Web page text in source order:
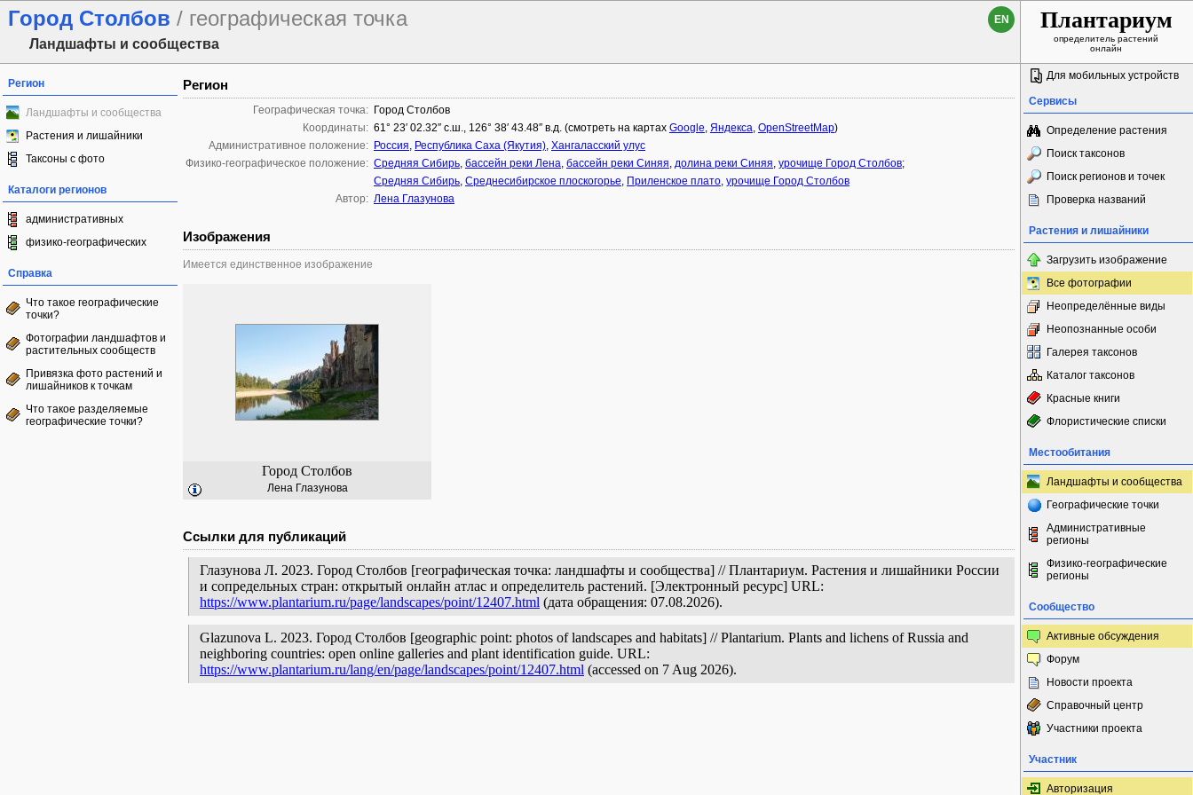
Город Столбов / географическая точка
Ландшафты и сообщества
EN Плантариум
определитель растений
онлайн
Регион
Ландшафты и сообщества
Растения и лишайники
Таксоны с фото
Каталоги регионов
административных
физико-географических
Справка
Что такое географические
точки?
Фотографии ландшафтов и
растительных сообществ
Привязка фото растений и
лишайников к точкам
Что такое разделяемые
географические точки?
Регион
Географическая точка: Город Столбов
Координаты: 61° 23′ 02.32″ с.ш., 126° 38′ 43.48″ в.д. (смотреть на картах Google, Яндекса, OpenStreetMap)
Административное положение: Россия, Республика Саха (Якутия), Хангаласский улус
Физико-географическое положение: Средняя Сибирь, бассейн реки Лена, бассейн реки Синяя, долина реки Синяя, урочище Город Столбов;
Средняя Сибирь, Среднесибирское плоскогорье, Приленское плато, урочище Город Столбов
Автор: Лена Глазунова
Изображения
Имеется единственное изображение
Город Столбов
Лена Глазунова
Ссылки для публикаций
Глазунова Л. 2023. Город Столбов [географическая точка: ландшафты и сообщества] // Плантариум. Растения и лишайники России
и сопредельных стран: открытый онлайн атлас и определитель растений. [Электронный ресурс] URL:
https://www.plantarium.ru/page/landscapes/point/12407.html (дата обращения: 07.08.2026).
Glazunova L. 2023. Город Столбов [geographic point: photos of landscapes and habitats] // Plantarium. Plants and lichens of Russia and
neighboring countries: open online galleries and plant identification guide. URL:
https://www.plantarium.ru/lang/en/page/landscapes/point/12407.html (accessed on 7 Aug 2026).
Для мобильных устройств
Сервисы
Определение растения
Поиск таксонов
Поиск регионов и точек
Проверка названий
Растения и лишайники
Загрузить изображение
Все фотографии
Неопределённые виды
Неопознанные особи
Галерея таксонов
Каталог таксонов
Красные книги
Флористические списки
Местообитания
Ландшафты и сообщества
Географические точки
Административные
регионы
Физико-географические
регионы
Сообщество
Активные обсуждения
Форум
Новости проекта
Справочный центр
Участники проекта
Участник
Авторизация